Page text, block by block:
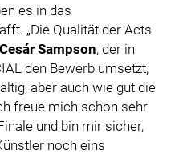
es in das
„Die Qualität der Acts
Cesár Sampson, der in
den Bewerb umsetzt,
aber auch wie gut die
freue mich schon sehr
und bin mir sicher,
noch eins